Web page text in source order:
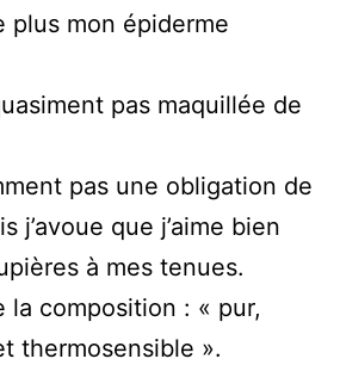
plus mon épiderme
pas maquillée de
pas une obligation de
j’avoue que j’aime bien
à mes tenues.
la composition : « pur,
thermosensible ».